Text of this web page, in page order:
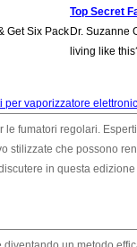
Get Six Pack
Top Secret
Dr. Suzanne
living like
per vaporizzatore
fumatori regolari.
stilizzate che possono
in questa